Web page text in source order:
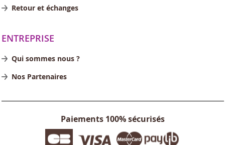
Retour et échanges
ENTREPRISE
Qui sommes nous ?
Nos Partenaires
Paiements 100% sécurisés